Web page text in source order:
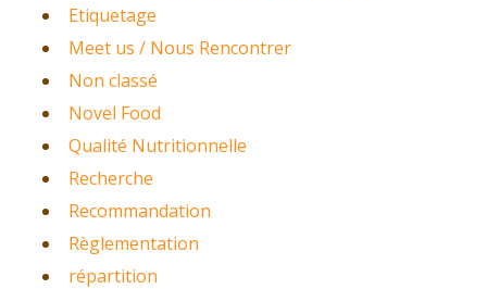
Etiquetage
Meet us / Nous Rencontrer
Non classé
Novel Food
Qualité Nutritionnelle
Recherche
Recommandation
Règlementation
répartition